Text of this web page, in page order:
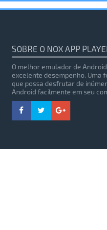
SOBRE O NOX APP
O melhor emulador de
excelente desempenho. Uma
que possa desfrutar de
Android facilmente em seu